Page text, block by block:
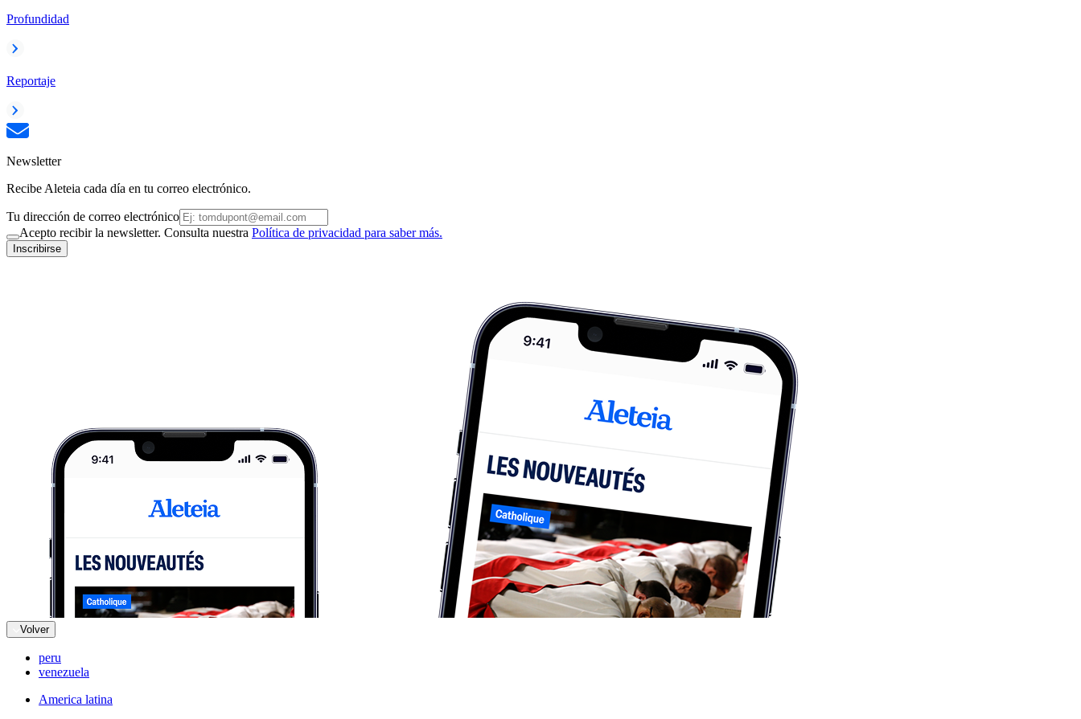
Profundidad
Reportaje
Newsletter
Recibe Aleteia cada día en tu correo electrónico.
Tu dirección de correo electrónico
Acepto recibir la newsletter. Consulta nuestra Política de privacidad para saber más.
Inscribirse
Volver
peru
venezuela
America latina